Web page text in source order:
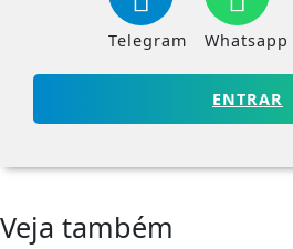
Telegram Whatsapp
ENTRAR
Veja também